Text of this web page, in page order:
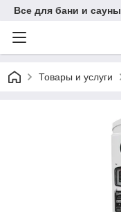
Все для бани и сауны
Товары и услуги